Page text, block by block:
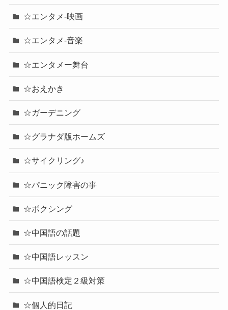
☆エンタメ-映画
☆エンタメ-音楽
☆エンタメー舞台
☆おえかき
☆ガーデニング
☆グラナダ版ホームズ
☆サイクリング♪
☆パニック障害の事
☆ボクシング
☆中国語の話題
☆中国語レッスン
☆中国語検定２級対策
☆個人的日記